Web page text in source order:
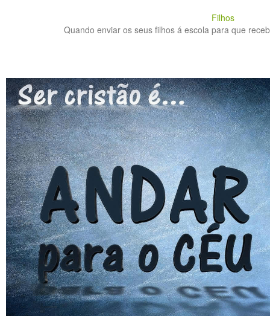
Filhos
Quando enviar os seus filhos á escola para que